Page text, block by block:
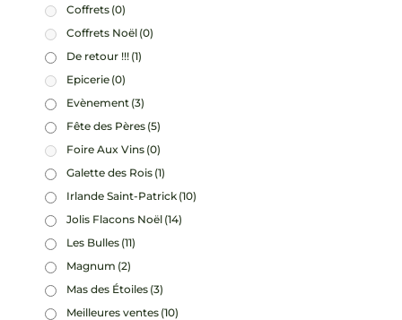
Coffrets (0)
Coffrets Noël (0)
De retour !!! (1)
Epicerie (0)
Evènement (3)
Fête des Pères (5)
Foire Aux Vins (0)
Galette des Rois (1)
Irlande Saint-Patrick (10)
Jolis Flacons Noël (14)
Les Bulles (11)
Magnum (2)
Mas des Étoiles (3)
Meilleures ventes (10)